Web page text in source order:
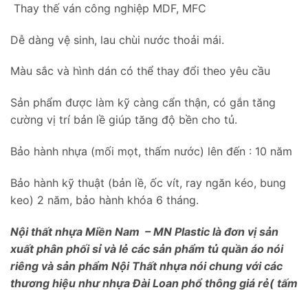
Thay thế ván công nghiệp MDF, MFC
Dễ dàng vệ sinh, lau chùi nước thoải mái.
Màu sắc và hình dán có thể thay đổi theo yêu cầu
Sản phẩm được làm kỹ càng cẩn thận, có gắn tăng
cường vị trí bản lề giúp tăng độ bền cho tủ.
Bảo hành nhựa (mối mọt, thấm nước) lên đến : 10 năm
Bảo hành kỹ thuật (bản lề, ốc vít, ray ngăn kéo, bung
keo) 2 năm, bảo hành khóa 6 tháng.
Nội thất nhựa Miền Nam – MN Plastic là đơn vị sản
xuất phân phối sỉ và lẻ các sản phẩm tủ quần áo nói
riêng và sản phẩm Nội Thất nhựa nói chung với các
thương hiệu như nhựa Đài Loan phổ thông giá rẻ( tấm